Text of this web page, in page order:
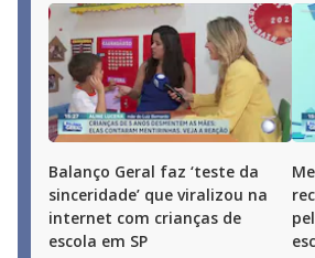
Balanço Geral faz ‘teste da
sinceridade’ que viralizou na
internet com crianças de
escola em SP